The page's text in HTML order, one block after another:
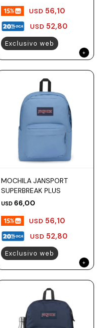
USD 52,80
USD 56,10
Exclusivo web
MOCHILA JANSPORT
SUPERBREAK PLUS
USD 66,00
USD 52,80
USD 56,10
Exclusivo web